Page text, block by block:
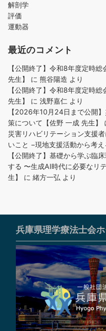
解剖学
評価
運動器
最近のコメント
【公開終了】令和8年度定時
先生】
に 熊谷陽造 より
【公開終了】令和8年度定時
先生】
に 浅野嘉仁 より
【2026年10月24日まで公開
策について【佐野 一成 先生】
災害リハビリテーション支援
いこと −現地支援活動から考
【公開終了】基礎から学ぶ
する 〜生成AI時代に必要なリ
生】
に 緒方一弘 より
兵庫県理学療法士会